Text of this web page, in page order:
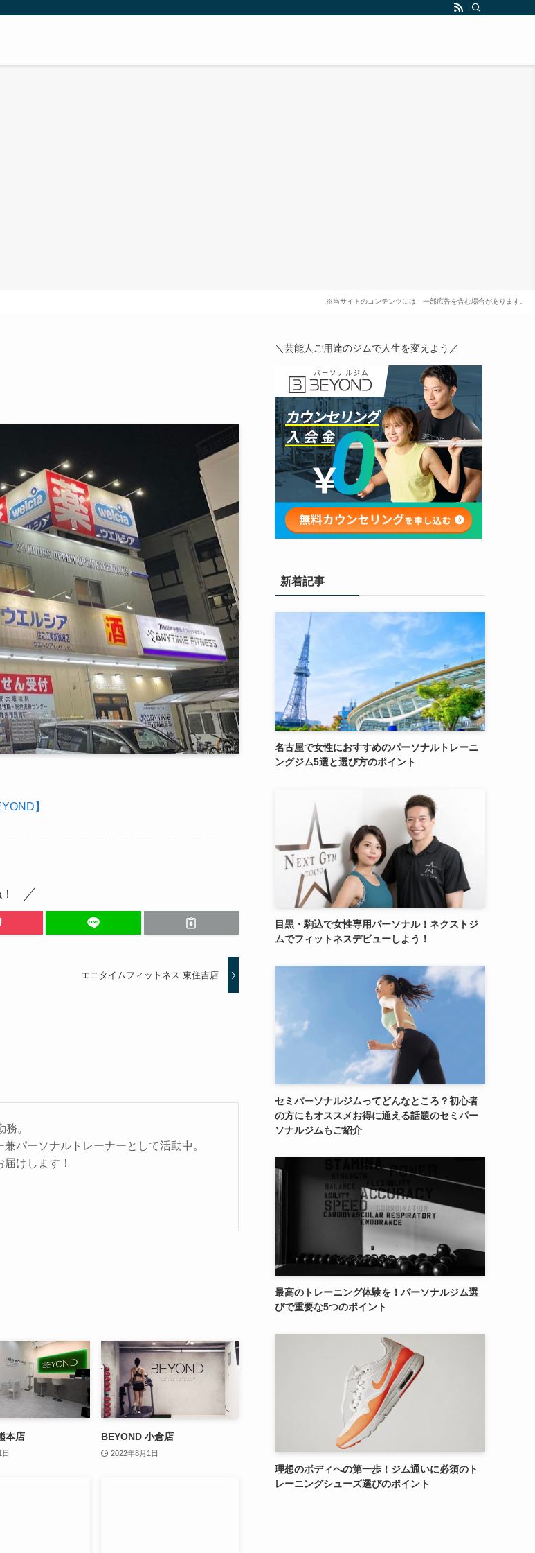
】
エニタイムフィットネス 東住吉店
。
パーソナルトレーナーとして活動中。
けします！
本店 BEYOND 小倉店
2022年8月1日
＼芸能人ご用達のジムで人生を変えよう／
新着記事
名古屋で女性におすすめのパーソナルトレーニ
ングジム5選と選び方のポイント
目黒・駒込で女性専用パーソナル！ネクストジ
ムでフィットネスデビューしよう！
セミパーソナルジムってどんなところ？初心者
の方にもオススメお得に通える話題のセミパー
ソナルジムもご紹介
最高のトレーニング体験を！パーソナルジム選
びで重要な5つのポイント
理想のボディへの第一歩！ジム通いに必須のト
レーニングシューズ選びのポイント